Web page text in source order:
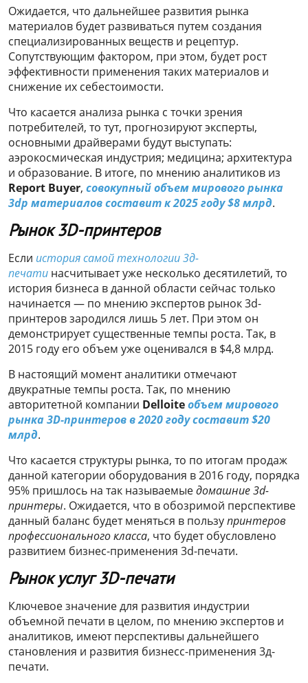
Ожидается, что дальнейшее развития рынка
материалов будет развиваться путем создания
специализированных веществ и рецептур.
Сопутствующим фактором, при этом, будет рост
эффективности применения таких материалов и
снижение их себестоимости.
Что касается анализа рынка с точки зрения
потребителей, то тут, прогнозируют эксперты,
основными драйверами будут выступать:
аэрокосмическая индустрия; медицина; архитектура
и образование. В итоге, по мнению аналитиков из
Report Buyer, совокупный объем мирового рынка
3dp материалов составит к 2025 году $8 млрд.
Рынок 3D-принтеров
Если история самой технологии 3д-
печати насчитывает уже несколько десятилетий, то
история бизнеса в данной области сейчас только
начинается — по мнению экспертов рынок 3d-
принтеров зародился лишь 5 лет. При этом он
демонстрирует существенные темпы роста. Так, в
2015 году его объем уже оценивался в $4,8 млрд.
В настоящий момент аналитики отмечают
двукратные темпы роста. Так, по мнению
авторитетной компании Delloiteобъем мирового
рынка 3D-принтеров в 2020 году составит $20
млрд.
Что касается структуры рынка, то по итогам продаж
данной категории оборудования в 2016 году, порядка
95% пришлось на так называемыедомашние 3d-
принтеры. Ожидается, что в обозримой перспективе
данный баланс будет меняться в пользупринтеров
профессионального класса, что будет обусловлено
развитием бизнес-применения 3d-печати.
Рынок услуг 3D-печати
Ключевое значение для развития индустрии
объемной печати в целом, по мнению экспертов и
аналитиков, имеют перспективы дальнейшего
становления и развития бизнесс-применения 3д-
печати.